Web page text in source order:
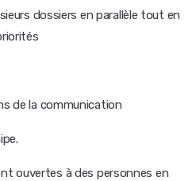
dossiers en parallèle tout en
de la communication
ouvertes à des personnes en